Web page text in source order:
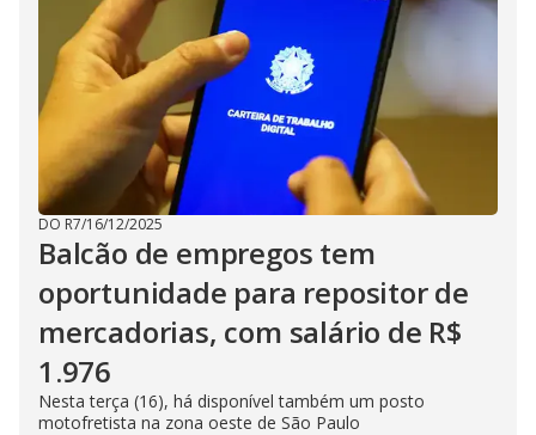
DO R7/16/12/2025
Balcão de empregos tem
oportunidade para repositor de
mercadorias, com salário de R$
1.976
Nesta terça (16), há disponível também um posto
motofretista na zona oeste de São Paulo